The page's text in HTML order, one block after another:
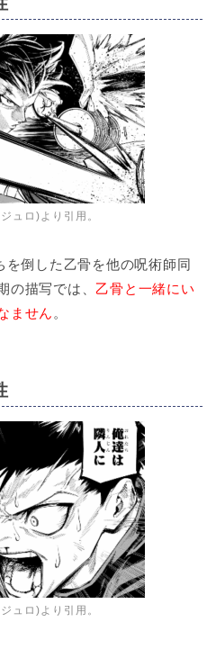
ュロ)より引用。
倒した乙骨を他の呪術師同
の描写では、乙骨と一緒にい
ません 。
ュロ)より引用。